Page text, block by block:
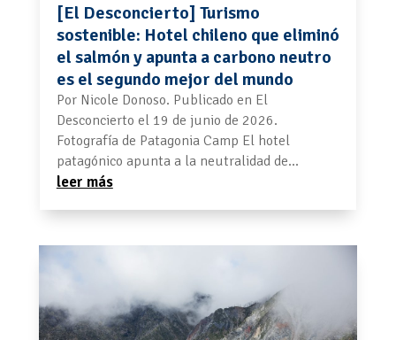
[El Desconcierto] Turismo
sostenible: Hotel chileno que eliminó
el salmón y apunta a carbono neutro
es el segundo mejor del mundo
Por Nicole Donoso. Publicado en El
Desconcierto el 19 de junio de 2026.
Fotografía de Patagonia Camp El hotel
patagónico apunta a la neutralidad de...
leer más